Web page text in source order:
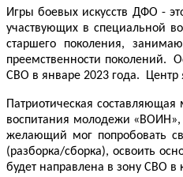
Игры боевых искусств ДФО -
участвующих в специальной
старшего поколения,
преемственности поколений.
СВО в январе 2023 года. Центр
Патриотическая
воспитания молодежи «ВОИН»,
желающий мог попробовать
(разборка/сборка), освоить
будет направлена в зону СВО